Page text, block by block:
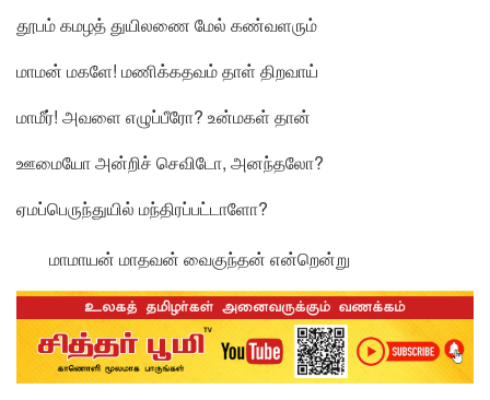
தூபம் கமழத் துயிலணை மேல் கண்வளரும்
மாமன் மகளே! மணிக்கதவம் தாள் திறவாய்
மாமீர்! அவளை எழுப்பீரோ? உன்மகள் தான்
ஊமையோ அன்றிச் செவிடோ, அனந்தலோ?
ஏமப்பெருந்துயில் மந்திரப்பட்டாளோ?
மாமாயன் மாதவன் வைகுந்தன் என்றென்று